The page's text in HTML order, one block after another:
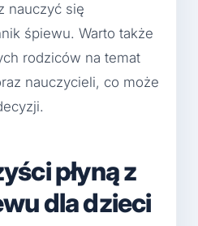
nauczyć się
śpiewu. Warto także
rodziców na temat
nauczycieli, co może
płyną z
dla dzieci